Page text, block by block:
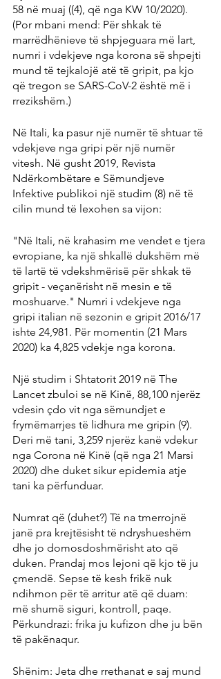
58 në muaj ((4), që nga KW 10/2020).
(Por mbani mend: Për shkak të
marrëdhënieve të shpjeguara më lart,
numri i vdekjeve nga korona së shpejti
mund të tejkalojë atë të gripit, pa kjo
që tregon se SARS-CoV-2 është më i
rrezikshëm.)
Në Itali, ka pasur një numër të shtuar të
vdekjeve nga gripi për një numër
vitesh. Në gusht 2019, Revista
Ndërkombëtare e Sëmundjeve
Infektive publikoi një studim (8) në të
cilin mund të lexohen sa vijon:
"Në Itali, në krahasim me vendet e tjera
evropiane, ka një shkallë dukshëm më
të lartë të vdekshmërisë për shkak të
gripit - veçanërisht në mesin e të
moshuarve." Numri i vdekjeve nga
gripi italian në sezonin e gripit 2016/17
ishte 24,981. Për momentin (21 Mars
2020) ka 4,825 vdekje nga korona.
Një studim i Shtatorit 2019 në The
Lancet zbuloi se në Kinë, 88,100 njerëz
vdesin çdo vit nga sëmundjet e
frymëmarrjes të lidhura me gripin (9).
Deri më tani, 3,259 njerëz kanë vdekur
nga Corona në Kinë (që nga 21 Marsi
2020) dhe duket sikur epidemia atje
tani ka përfunduar.
Numrat që (duhet?) Të na tmerrojnë
janë pra krejtësisht të ndryshueshëm
dhe jo domosdoshmërisht ato që
duken. Prandaj mos lejoni që kjo të ju
çmendë. Sepse të kesh frikë nuk
ndihmon për të arritur atë që duam:
më shumë siguri, kontroll, paqe.
Përkundrazi: frika ju kufizon dhe ju bën
të pakënaqur.
Shënim: Jeta dhe rrethanat e saj mund